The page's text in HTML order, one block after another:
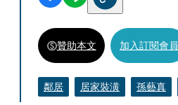
贊助本文 加入訂閱會員
鄰居 居家裝潢 孫藝真